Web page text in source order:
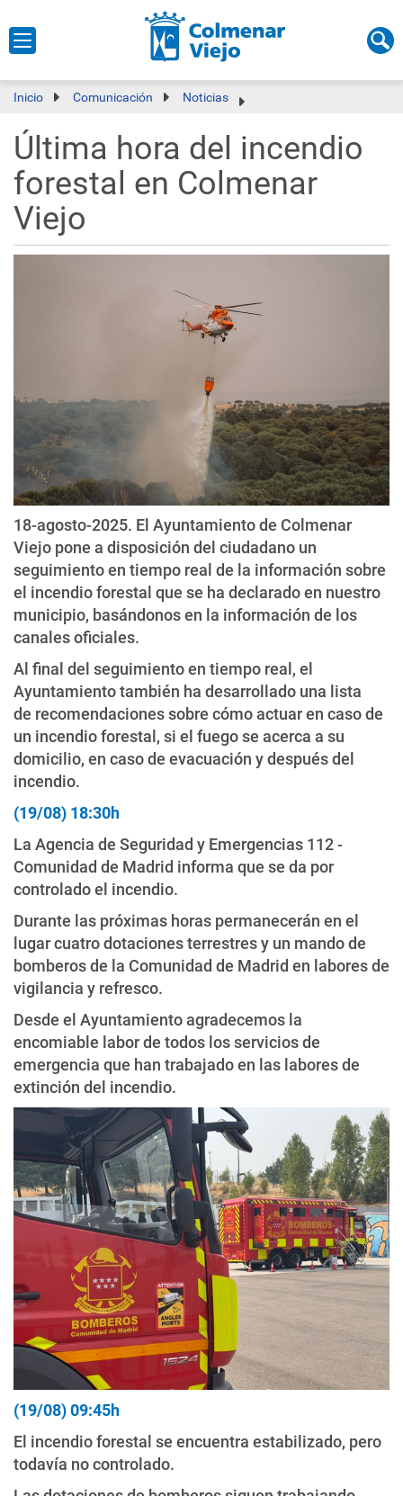
Inicio Comunicación Noticias
Última hora del incendio
forestal en Colmenar
Viejo
18-agosto-2025. El Ayuntamiento de Colmenar
Viejo pone a disposición del ciudadano un
seguimiento en tiempo real de la información sobre
el incendio forestal que se ha declarado en nuestro
municipio, basándonos en la información de los
canales oficiales.
Al final del seguimiento en tiempo real, el
Ayuntamiento también ha desarrollado una lista
de recomendacionessobre cómo actuar en caso de
un incendio forestal, si el fuego se acerca a su
domicilio, en caso de evacuación y después del
incendio.
(19/08) 18:30h
La Agencia de Seguridad y Emergencias 112 -
Comunidad de Madrid informa que se da por
controlado el incendio.
Durante las próximas horas permanecerán en el
lugar cuatro dotaciones terrestres y un mando de
bomberos de la Comunidad de Madrid en labores de
vigilancia y refresco.
Desde el Ayuntamiento agradecemos la
encomiable labor de todos los servicios de
emergencia que han trabajado en las labores de
extinción del incendio.
(19/08) 09:45h
El incendio forestal se encuentra estabilizado, pero
todavía no controlado.